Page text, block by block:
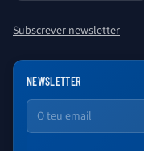
Subscrever newsletter
NEWSLETTER
Email